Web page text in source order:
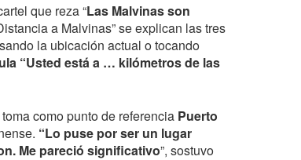
que reza “Las Malvinas son
a Malvinas” se explican las tres
la ubicación actual o tocando
“Usted está a … kilómetros de las
como punto de referencia Puerto
“Lo puse por ser un lugar
Me pareció significativo”, sostuvo